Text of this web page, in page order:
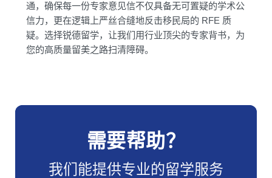
通，确保每一份专家意见信不仅具备无可置疑的学术公
信力，更在逻辑上严丝合缝地反击移民局的 RFE 质
疑。选择锐德留学，让我们用行业顶尖的专家背书，为
您的高质量留美之路扫清障碍。
需要帮助？
我们能提供专业的留学服务